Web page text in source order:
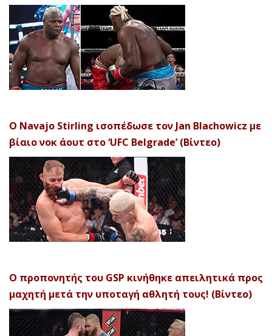
Ο Navajo Stirling ισοπέδωσε τον Jan Blachowicz με
βίαιο νοκ άουτ στο ‘UFC Belgrade’ (Βίντεο)
Ο προπονητής του GSP κινήθηκε απειλητικά προς
μαχητή μετά την υποταγή αθλητή τους! (Βίντεο)